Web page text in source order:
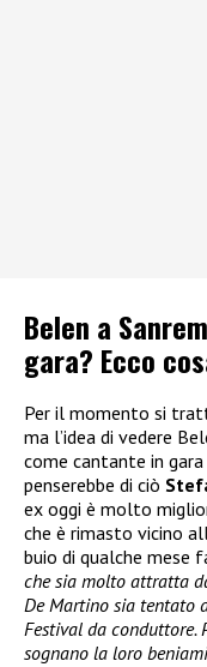
Belen a
gara? Ecco
Per il momento si
ma l’idea di vedere
come cantante in
penserebbe di ciò
ex oggi è molto
che è rimasto vicino
buio di qualche mese
che sia molto attratta
De Martino sia tentato
Festival da conduttore.
sognano la loro